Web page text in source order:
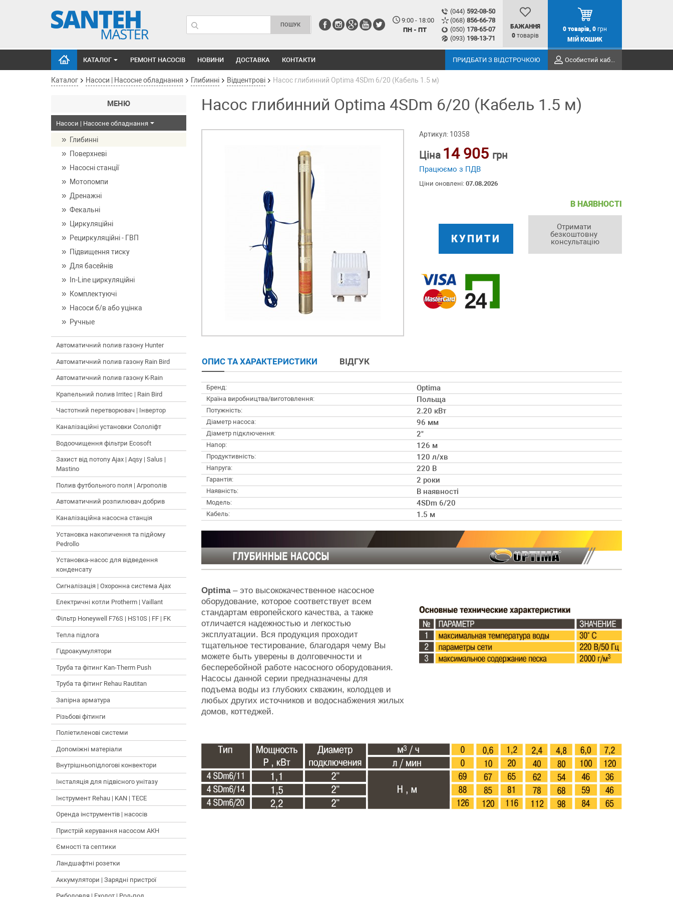
9:00 - 18:00
ПН - ПТ
(044) 592-08-50
(068) 856-66-78
(050) 178-65-07
(093) 198-13-71
БАЖАННЯ
0 товарів
0 товарів, 0 грн
МІЙ КОШИК
КАТАЛОГ РЕМОНТ НАСОСІВ НОВИНИ ДОСТАВКА КОНТАКТИ ПРИДБАТИ З ВІДСТРОЧКОЮ Особистий кабінет
Каталог Насоси | Насосне обладнання Глибинні Відцентрові Насос глибинний Optima 4SDm 6/20 (Кабель 1.5 м)
МЕНЮ
Насоси | Насосне обладнання
Глибинні
Поверхневі
Насосні станції
Мотопомпи
Дренажні
Фекальні
Циркуляційні
Рециркуляційні - ГВП
Підвищення тиску
Для басейнів
In-Line циркуляційні
Комплектуючі
Насоси б/в або уцінка
Ручные
Автоматичний полив газону Hunter
Автоматичний полив газону Rain Bird
Автоматичний полив газону K-Rain
Крапельний полив Irritec | Rain Bird
Частотний перетворювач | Інвертор
Каналізаційні установки Сололіфт
Водоочищення фільтри Ecosoft
Захист від потопу Ajax | Aqsy | Salus |
Mastino
Полив футбольного поля | Агрополів
Автоматичний розпилювач добрив
Каналізаційна насосна станція
Установка накопичення та підйому
Pedrollo
Установка-насос для відведення
конденсату
Сигналізація | Охоронна система Ajax
Електричні котли Protherm | Vaillant
Фільтр Honeywell F76S | HS10S | FF | FK
Тепла підлога
Гідроакумулятори
Труба та фітинг Kan-Therm Push
Труба та фітинг Rehau Rautitan
Запірна арматура
Різьбові фітинги
Поліетиленові системи
Допоміжні матеріали
Внутрішньопідлогові конвектори
Інсталяція для підвісного унітазу
Інструмент Rehau | KAN | TECE
Оренда інструментів | насосів
Пристрій керування насосом АКН
Ємності та септики
Ландшафтні розетки
Аккумулятори | Зарядні пристрої
Насос глибинний Optima 4SDm 6/20 (Кабель 1.5 м)
Артикул: 10358
Ціна 14 905 грн
Працюємо з ПДВ
Ціни оновлені: 07.08.2026
КУПИТИ
В НАЯВНОСТІ
Отримати
безкоштовну
консультацію
ОПИС ТА ХАРАКТЕРИСТИКИ ВІДГУК
Бренд: Optima
Країна виробництва/виготовлення: Польща
Потужність: 2.20 кВт
Діаметр насоса: 96 мм
Діаметр підключення: 2"
Напор: 126 м
Продуктивність: 120 л/хв
Напруга: 220 В
Гарантія: 2 роки
Наявність: В наявності
Модель: 4SDm 6/20
Кабель: 1.5 м
Optima – это высококачественное насосное
оборудование, которое соответствует всем
стандартам европейского качества, а также
отличается надежностью и легкостью
эксплуатации. Вся продукция проходит
тщательное тестирование, благодаря чему Вы
можете быть уверены в долговечности и
бесперебойной работе насосного оборудования.
Насосы данной серии предназначены для
подъема воды из глубоких скважин, колодцев и
любых других источников и водоснабжения жилых
домов, коттеджей.